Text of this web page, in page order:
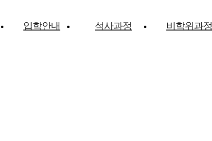
입학안내 석사과정 비학위과정